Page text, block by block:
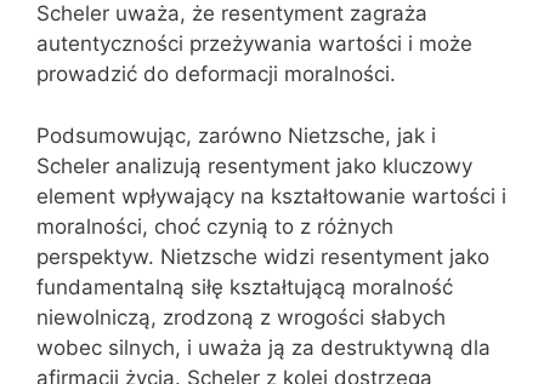
Scheler uważa, że resentyment zagraża
autentyczności przeżywania wartości i może
prowadzić do deformacji moralności.
Podsumowując, zarówno Nietzsche, jak i
Scheler analizują resentyment jako kluczowy
element wpływający na kształtowanie wartości i
moralności, choć czynią to z różnych
perspektyw. Nietzsche widzi resentyment jako
fundamentalną siłę kształtującą moralność
niewolniczą, zrodzoną z wrogości słabych
wobec silnych, i uważa ją za destruktywną dla
afirmacji życia. Scheler z kolei dostrzega